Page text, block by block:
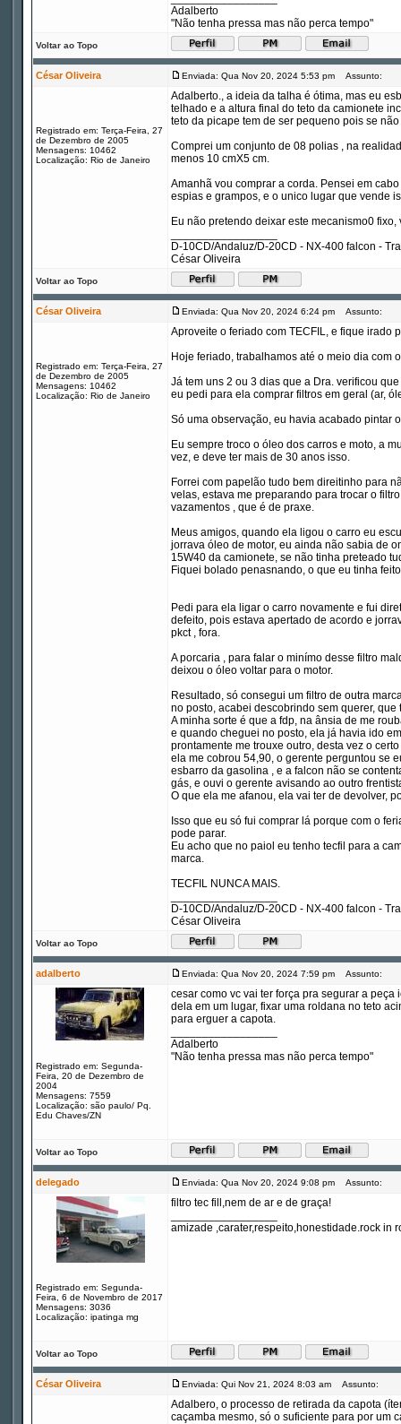
Adalberto
"Não tenha pressa mas não perca tempo"
Voltar ao Topo
César Oliveira Enviada: Qua Nov 20, 2024 5:53 pm Assunto:
Registrado em: Terça-Feira, 27
de Dezembro de 2005
Mensagens: 10462
Localização: Rio de Janeiro
Adalberto., a ideia da talha é ótima, mas eu
telhado e a altura final do teto da camionete
teto da picape tem de ser pequeno pois se
Comprei um conjunto de 08 polias , na
menos 10 cmX5 cm.
Amanhã vou comprar a corda. Pensei em
espias e grampos, e o unico lugar que vende
Eu não pretendo deixar este mecanismo0
D-10CD/Andaluz/D-20CD - NX-400 falcon -
César Oliveira
Voltar ao Topo
César Oliveira Enviada: Qua Nov 20, 2024 6:24 pm Assunto:
Registrado em: Terça-Feira, 27
de Dezembro de 2005
Mensagens: 10462
Localização: Rio de Janeiro
Aproveite o feriado com TECFIL, e fique irado
Hoje feriado, trabalhamos até o meio dia com
Já tem uns 2 ou 3 dias que a Dra. verificou
eu pedi para ela comprar filtros em geral (ar,
Só uma observação, eu havia acabado pintar
Eu sempre troco o óleo dos carros e moto, a
vez, e deve ter mais de 30 anos isso.
Forrei com papelão tudo bem direitinho para
velas, estava me preparando para trocar o
vazamentos , que é de praxe.
Meus amigos, quando ela ligou o carro eu
jorrava óleo de motor, eu ainda não sabia de
15W40 da camionete, se não tinha preteado
Fiquei bolado penasnando, o que eu tinha
Pedi para ela ligar o carro novamente e fui
defeito, pois estava apertado de acordo e
pkct , fora.
A porcaria , para falar o minímo desse filtro
deixou o óleo voltar para o motor.
Resultado, só consegui um filtro de outra
no posto, acabei descobrindo sem querer,
A minha sorte é que a fdp, na ânsia de me
e quando cheguei no posto, ela já havia ido
prontamente me trouxe outro, desta vez o
ela me cobrou 54,90, o gerente perguntou se
esbarro da gasolina , e a falcon não se
gás, e ouvi o gerente avisando ao outro
O que ela me afanou, ela vai ter de devolver,
Isso que eu só fui comprar lá porque com o
pode parar.
Eu acho que no paiol eu tenho tecfil para a
marca.
TECFIL NUNCA MAIS.
D-10CD/Andaluz/D-20CD - NX-400 falcon -
César Oliveira
Voltar ao Topo
adalberto Enviada: Qua Nov 20, 2024 7:59 pm Assunto:
Registrado em: Segunda-
Feira, 20 de Dezembro de
2004
Mensagens: 7559
Localização: são paulo/ Pq.
Edu Chaves/ZN
cesar como vc vai ter força pra segurar a
dela em um lugar, fixar uma roldana no teto
para erguer a capota.
Adalberto
"Não tenha pressa mas não perca tempo"
Voltar ao Topo
delegado Enviada: Qua Nov 20, 2024 9:08 pm Assunto:
Registrado em: Segunda-
Feira, 6 de Novembro de 2017
Mensagens: 3036
Localização: ipatinga mg
filtro tec fill,nem de ar e de graça!
amizade ,carater,respeito,honestidade.rock in
Voltar ao Topo
César Oliveira Enviada: Qui Nov 21, 2024 8:03 am Assunto:
Adalbero, o processo de retirada da capota
caçamba mesmo, só o suficiente para por um